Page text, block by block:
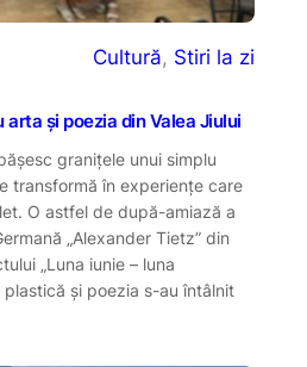
Cultură, Stiri la zi
arta și poezia din Valea Jiului
granițele unui simplu
transformă în experiențe care
O astfel de după-amiază a
„Alexander Tietz” din
„Luna iunie – luna
și poezia s-au întâlnit